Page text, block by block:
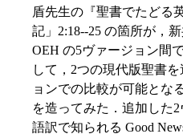
盾先生の『聖書でたどる
記」2:18--25 の箇所が，
OEH の5ヴァージョン間
して，2つの現代版聖書
ョンでの比較が可能とな
を造ってみた．追加した
語訳で知られる Good